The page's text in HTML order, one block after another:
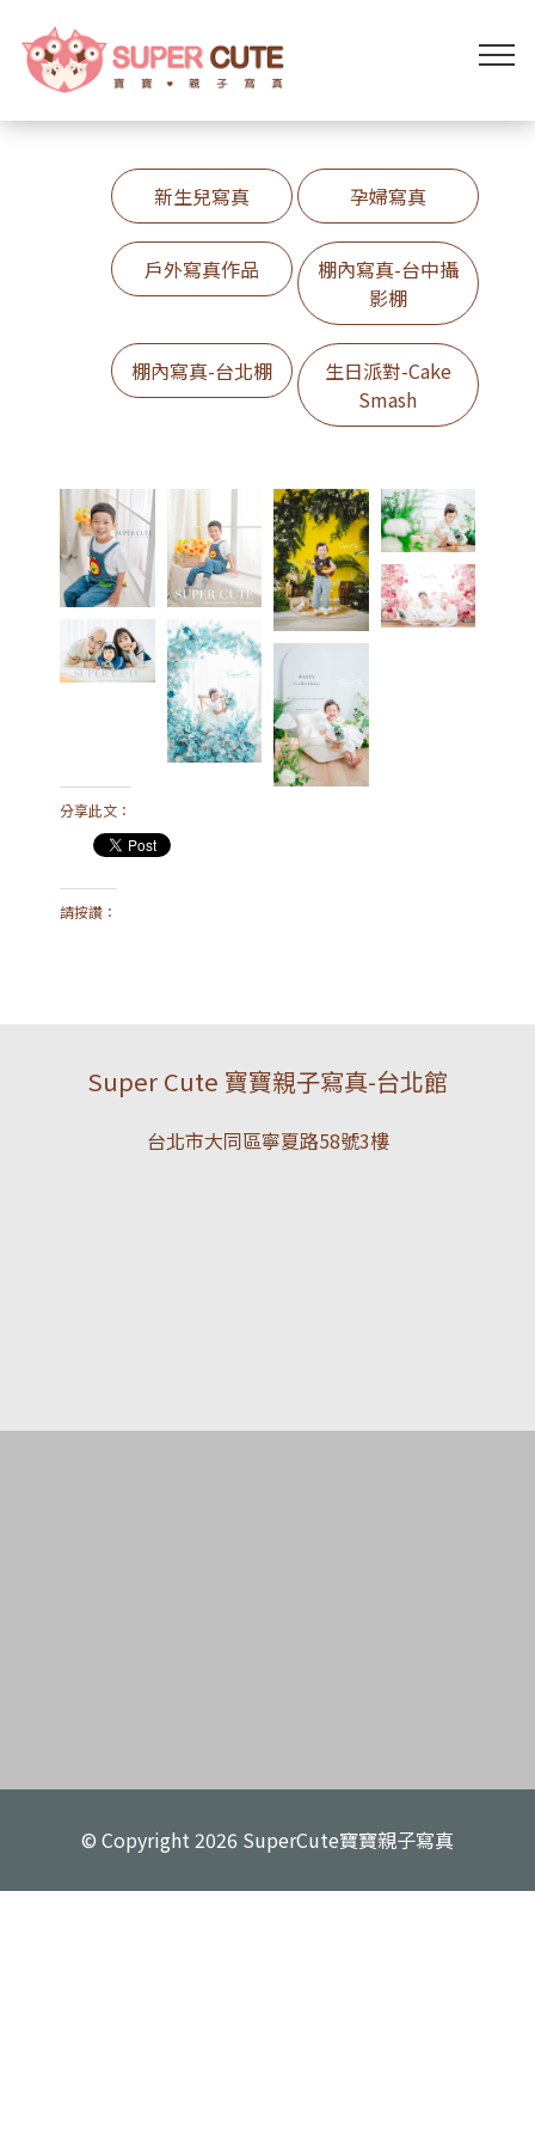
棚內寫真-台中攝影棚
新生兒寫真 孕婦寫真
戶外寫真作品
棚內寫真-台中攝
影棚
棚內寫真-台北棚
生日派對-Cake
Smash
分享此文：
請按讚：
Super Cute 寶寶親子寫真-台北館
台北市大同區寧夏路58號3樓
© Copyright 2026 SuperCute寶寶親子寫真